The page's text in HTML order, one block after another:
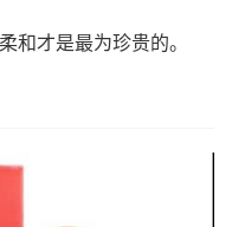
和才是最为珍贵的。